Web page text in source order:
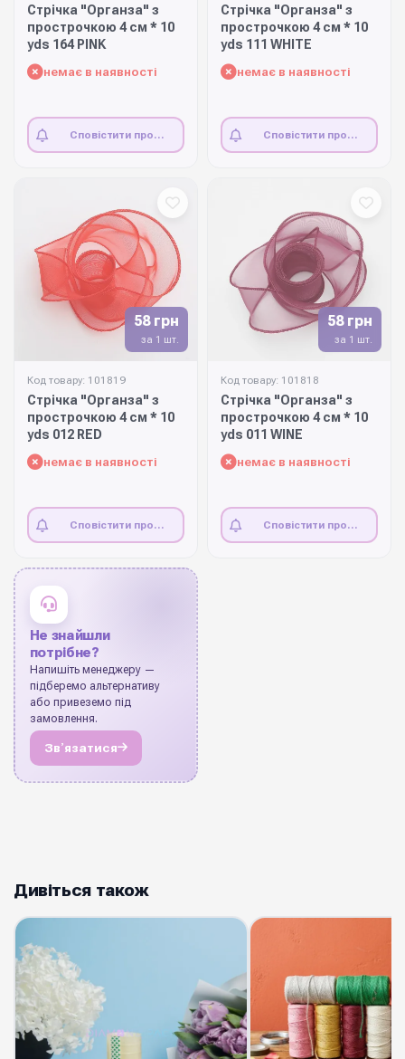
Стрічка "Органза" з
прострочкою 4 см * 10
yds 164 PINK
немає в наявності
Сповістити про
Стрічка "Органза" з
прострочкою 4 см * 10
yds 111 WHITE
немає в наявності
Сповістити про
58 грн
за 1 шт.
Код товару: 101819
Стрічка "Органза" з
прострочкою 4 см * 10
yds 012 RED
немає в наявності
Сповістити про
58 грн
за 1 шт.
Код товару: 101818
Стрічка "Органза" з
прострочкою 4 см * 10
yds 011 WINE
немає в наявності
Сповістити про
Не знайшли
потрібне?
Напишіть менеджеру —
підберемо альтернативу
або привеземо під
замовлення.
Звʼязатися
Дивіться також